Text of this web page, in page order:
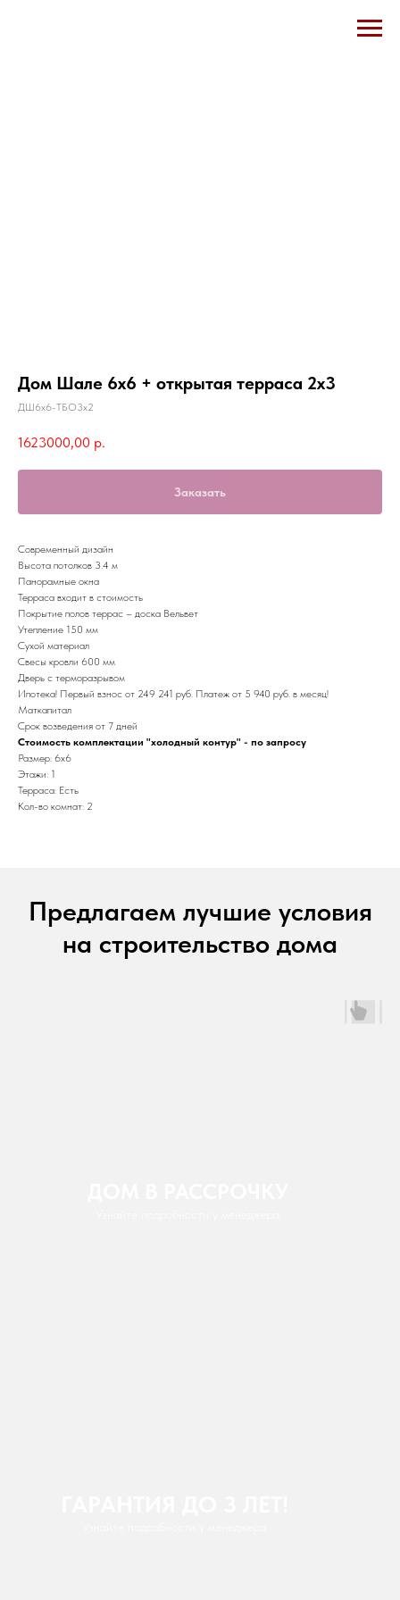
Дом Шале 6х6 + открытая терраса 2х3
ДШ6х6-ТБО3х2
1623000,00 р.
Заказать
Современный дизайн
Высота потолков 3.4 м
Панорамные окна
Терраса входит в стоимость
Покрытие полов террас – доска Вельвет
Утепление 150 мм
Сухой материал
Свесы кровли 600 мм
Дверь с терморазрывом
Ипотека! Первый взнос от 249 241 руб. Платеж от 5 940 руб. в месяц!
Маткапитал
Срок возведения от 7 дней
Стоимость комплектации "холодный контур" - по запросу
Размер: 6х6
Этажи: 1
Терраса: Есть
Кол-во комнат: 2
Предлагаем лучшие условия
на строительство дома